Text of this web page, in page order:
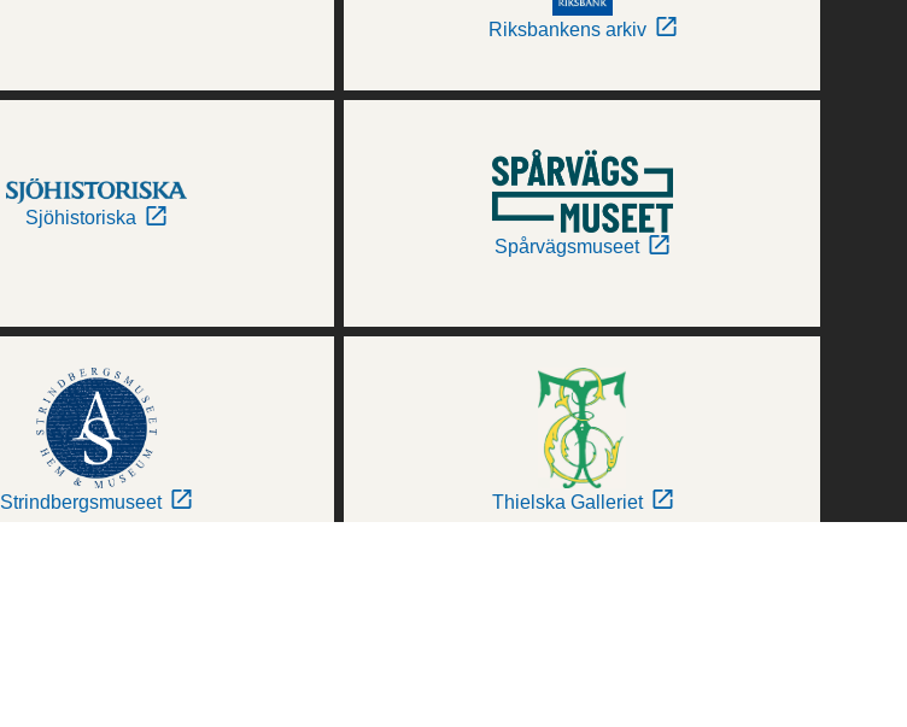
Riksbankens arkiv
Sjöhistoriska
Spårvägsmuseet
Strindbergsmuseet Thielska Galleriet